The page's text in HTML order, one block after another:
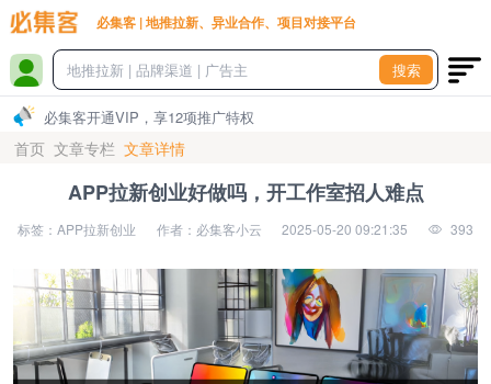
必集客 | 地推拉新、异业合作、项目对接平台
搜索
必集客开通VIP，享12项推广特权
首页 文章专栏 文章详情
APP拉新创业好做吗，开工作室招人难点
标签：APP拉新创业 作者：必集客小云 2025-05-20 09:21:35 393